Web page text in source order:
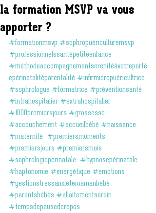
la formation MSVP va vous
apporter ?
#formationmsvp #sophropuériculturemsvp
#professionnelssantépetiteenfance
#méthodeaccompagnementserenitéàvotreporté
epérinatalitéparentalité #infirmierepuéricultrice
#sophrologue #formatrice #préventionsanté
#intrahospitalier #extrahospitalier
#1000premiersjours #grossesse
#accouchement #accueilbébé #naissance
#maternité
#premiersmoments
#premiersjours #premiersmois
#sophrologiepérinatale
#hypnosepérinatale
#haptonomie #energétique #emotions
#gestionstressanxiétémamanbébé
#parentsbébés #allaitementserein
#tempsdepausederepos